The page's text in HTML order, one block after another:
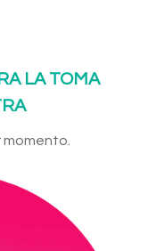
LA TOMA
momento.